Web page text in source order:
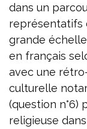
dans un
représentatifs
grande
en français
avec une
culturelle
(question
religieuse